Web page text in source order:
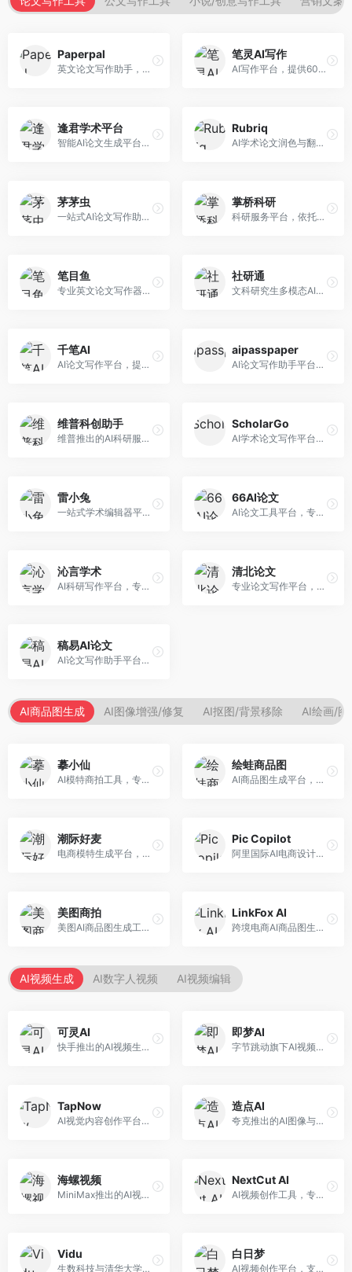
Paperpal
英文论文写作助手，专注于学术英语润色。面向需要发表国际期刊的研究者，提供语法检查、学术表达优化、格式规范等服务，英语表达地道专业。
笔灵AI写作
AI写作平台，提供600+写作模板。面向学生、职场人士和内容创作者，支持论文、公文、营销文案等多种文体，模板丰富，一键生成，写作效率大幅提升。
逢君学术平台
智能AI论文生成平台，支持查重检测。面向高校学生和研究人员，提供论文选题、内容生成、查重修改等一站式服务，学术写作流程完整。
Rubriq
AI学术论文润色与翻译平台。面向国际期刊投稿者，提供论文润色、翻译、格式调整等服务，支持多语言，学术表达专业规范。
茅茅虫
一站式AI论文写作助手，覆盖学术写作全场景。面向高校学生和科研人员，提供开题报告、文献综述、论文正文等写作服务，支持多学科多类型论文，操作简便。
掌桥科研
科研服务平台，依托3亿+真实文献数据库。面向学术研究者和学生，提供文献检索、论文写作、科研数据分析等服务，文献资源丰富，学术支持专业。
笔目鱼
专业英文论文写作器，支持学术论文全流程。面向留学生和国际期刊投稿者，提供英文论文撰写、润色、格式调整等服务，学术英语表达规范。
社研通
文科研究生多模态AI学术写作平台。面向文科研究生和社科研究者，提供文献综述、理论分析、定性研究辅助等服务，文科研究方法论支持完善。
千笔AI
AI论文写作平台，提供无限改稿服务。面向高校学生和学术研究者，支持论文选题、大纲生成、内容撰写、查重修改等全流程服务，改稿次数不限，服务质量有保障。
aipasspaper
AI论文写作助手平台，提供智能化的学术写作支持。面向大学生和研究人员，支持多种学科论文生成，提供参考文献管理和格式规范服务，写作效率高。
维普科创助手
维普推出的AI科研服务平台，整合学术资源与智能写作。面向科研人员和高校师生，提供文献检索、论文写作、查重检测等一站式服务，学术资源权威可靠。
ScholarGo
AI学术论文写作平台，专注于理工科领域的逻辑构建。面向理工科研究生和科研工作者，提供公式编辑、数据分析、论文结构优化等服务，理工科写作逻辑严谨。
雷小兔
一站式学术编辑器平台，覆盖论文写作全流程。面向高校学生和科研人员，提供选题分析、文献检索、论文生成、查重降重等服务，操作流程清晰，学术写作效率显著提升。
66AI论文
AI论文工具平台，专注于高质量低查重论文生成。面向大学生和研究生，提供论文写作、降重修改等服务，生成内容原创度高，查重率低。
沁言学术
AI科研写作平台，专注于学术研究辅助。面向研究生和科研工作者，提供文献分析、研究方法指导、论文撰写等服务，学术资源丰富，研究支持全面。
清北论文
专业论文写作平台，依托高校学术资源。面向本科生和研究生，提供论文指导、写作辅助、查重检测等服务，学术规范性强，适合追求高质量论文的用户。
稿易AI论文
AI论文写作助手平台，提供智能化学术写作支持。面向高校学生，支持多种论文类型生成，提供参考文献管理和格式规范服务，操作流程简单。
AI商品图生成 AI图像增强/修复 AI抠图/背景移除 AI绘画/图
摹小仙
AI模特商拍工具，专注于服装电商。面向服装电商卖家，提供虚拟模特试穿、商品展示图生成等服务，模特形象多样，拍摄成本低。
绘蛙商品图
AI商品图生成平台，支持模特换装和场景生成。面向电商卖家，提供商品上身效果展示、场景化商品图生成等服务，电商营销效果显著。
潮际好麦
电商模特生成平台，支持AI虚拟模特创作。面向服装和配饰电商，提供模特试穿、商品展示、营销素材生成等服务，模特形象可定制。
Pic Copilot
阿里国际AI电商设计工具，专注于跨境电商。面向跨境电商卖家，提供商品图优化、营销海报生成、多语言适配等服务，海外市场适配性强。
美图商拍
美图AI商品图生成工具，整合美图生态。面向电商卖家，提供商品图美化、模特替换、场景生成等服务，移动端操作便捷。
LinkFox AI
跨境电商AI商品图生成工具。面向跨境电商卖家，支持多语言商品图生成、模特替换、场景优化等服务，适配海外电商平台需求。
AI视频生成 AI数字人视频 AI视频编辑
可灵AI
快手推出的AI视频生成平台，支持文生视频和图生视频，可生成长达2分钟的高质量视频内容。面向短视频创作者和营销人员，操作简便，生成效果逼真，适合商业推广和创意表达。
即梦AI
字节跳动旗下AI视频创作平台，支持多模态内容生成。面向内容创作者和营销人员，提供文生视频、图生视频、智能剪辑等功能，中文理解能力强，创作效率高。
TapNow
AI视觉内容创作平台，整合图像与视频生成能力。面向内容创作者，提供文生图、文生视频、智能编辑等服务，创作工具丰富，一站式体验便捷。
造点AI
夸克推出的AI图像与视频创作平台。面向普通用户和内容创作者，提供文生图、文生视频等功能，操作简便，与夸克生态深度整合。
海螺视频
MiniMax推出的AI视频生成工具，支持高质量视频创作。面向内容创作者，提供文生视频、视频编辑等功能，生成速度快，视频效果自然流畅。
NextCut AI
AI视频创作工具，专注于智能剪辑和视频生成。面向视频创作者，提供智能剪辑、视频生成、特效添加等功能，剪辑效率高，适合快节奏内容生产。
Vidu
生数科技与清华大学联合研发的AI视频生成大模型。面向视频创作者和内容生产者，支持文生视频、图生视频，视频质量高，物理运动理解准确，国产视频生成领先工具。
白日梦
AI视频创作平台，支持生成长达50分钟的长视频内容。面向长视频创作者和内容生产者，支持故事视频生成、视频编辑等功能，适合叙事性内容创作。